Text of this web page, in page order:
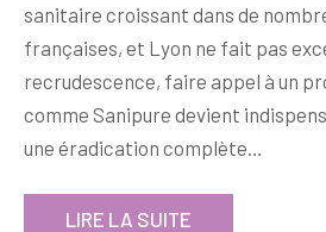
sanitaire croissant dans de
françaises, et Lyon ne fait pas
recrudescence, faire appel à un
comme Sanipure devient
une éradication complète…
LIRE LA SUITE